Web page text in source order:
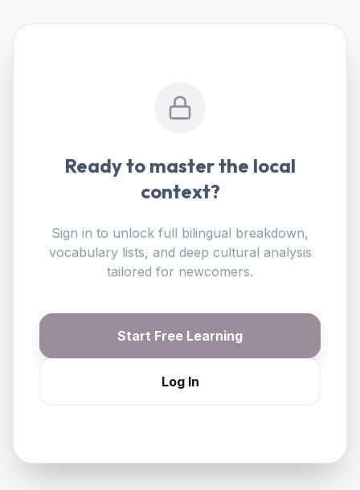
Ready to master the local
context?
Sign in to unlock full bilingual breakdown,
vocabulary lists, and deep cultural analysis
tailored for newcomers.
Start Free Learning
Log In